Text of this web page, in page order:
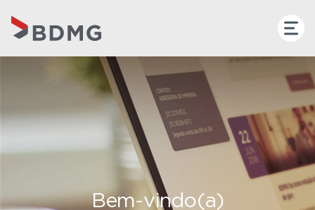
Bem-vindo(a)